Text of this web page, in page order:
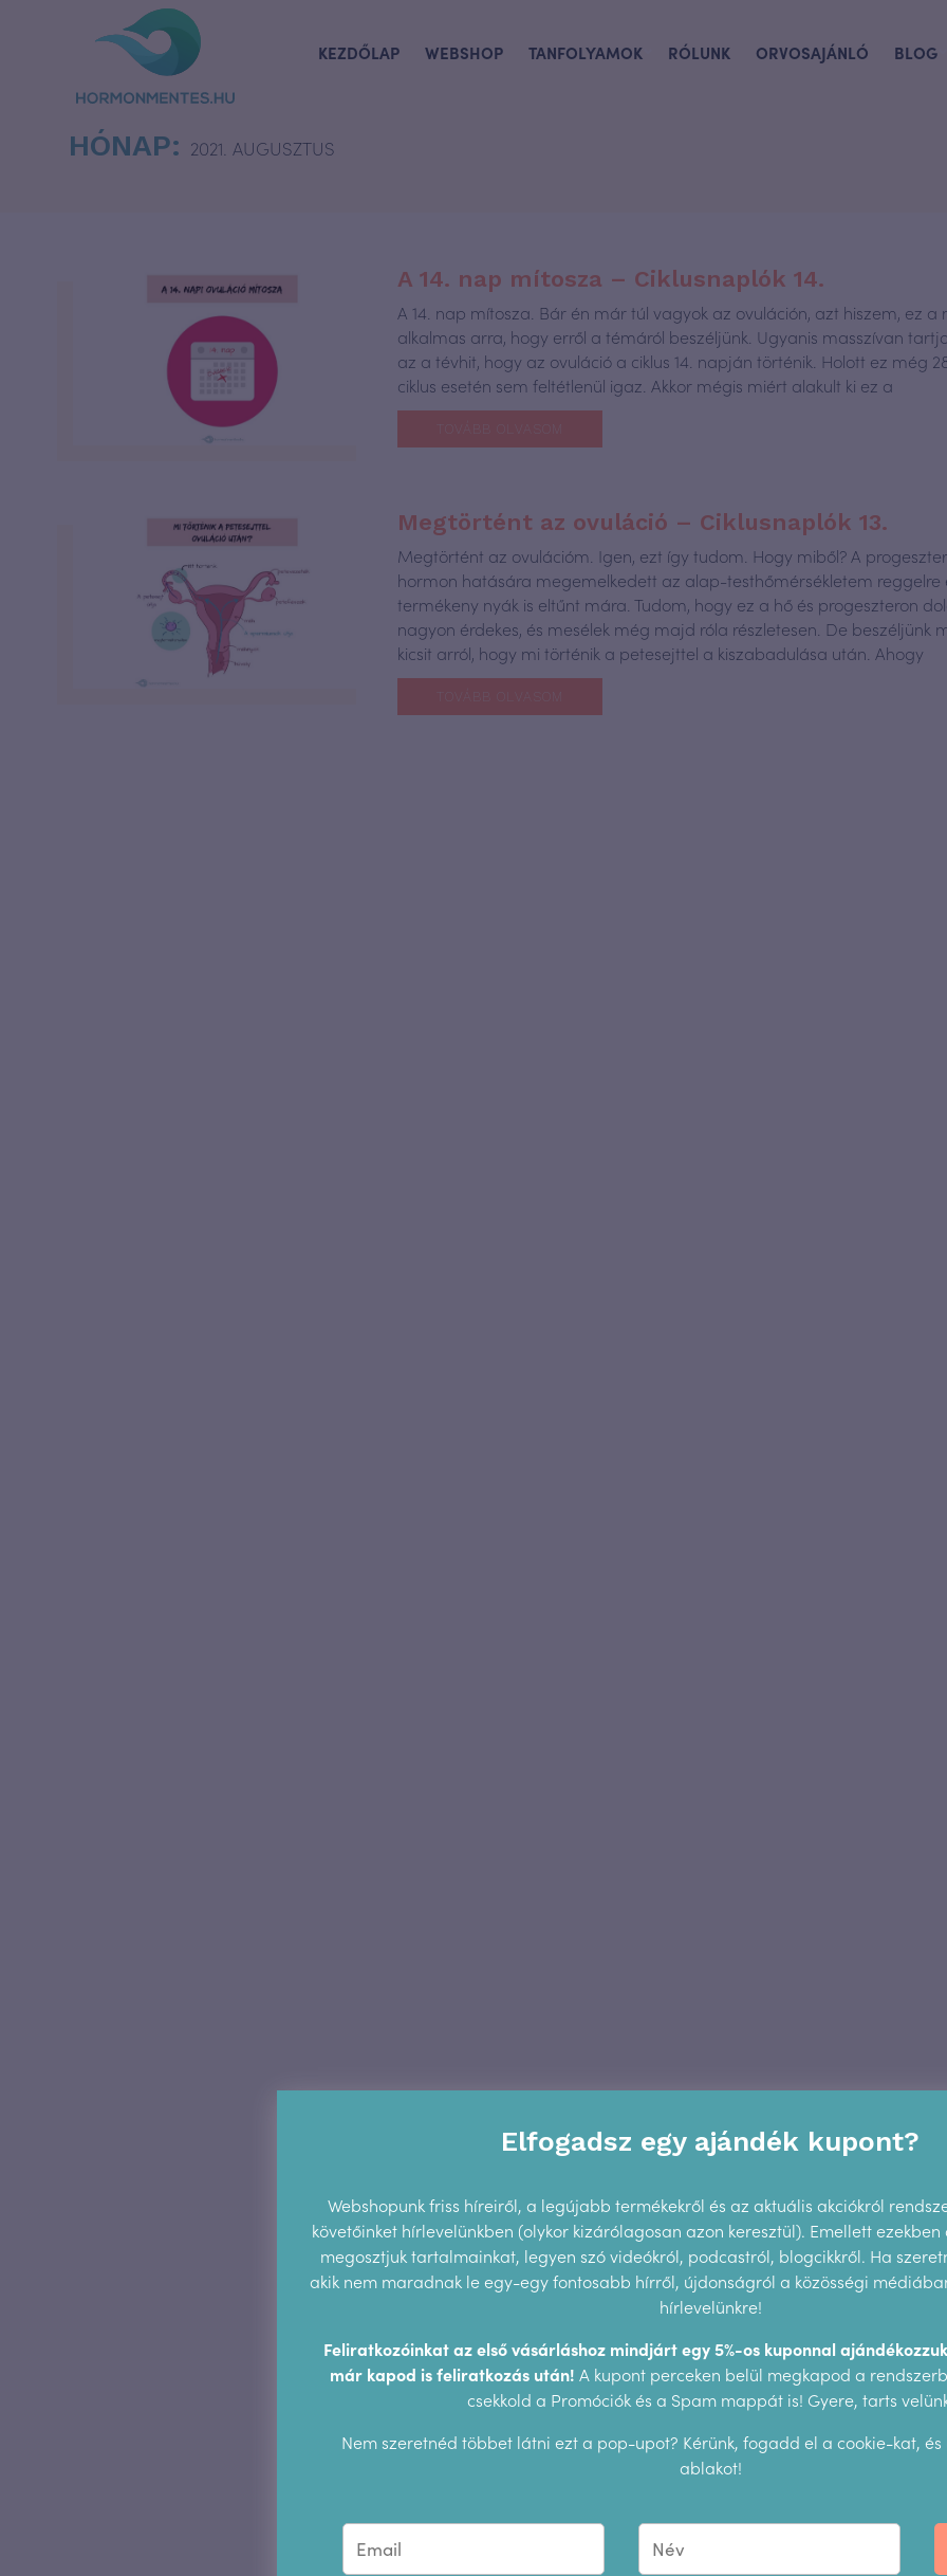
KEZDŐLAP WEBSHOP TANFOLYAMOK RÓLUNK ORVOSAJÁNLÓ BLOG
HÓNAP: 2021. AUGUSZTUS
A 14. nap mítosza – Ciklusnaplók 14.
A 14. nap mítosza. Bár én már túl vagyok az ovuláción, azt hiszem, ez a
alkalmas arra, hogy erről a témáról beszéljünk. Ugyanis masszívan
az a tévhit, hogy az ovuláció a ciklus 14. napján történik. Holott ez még
ciklus esetén sem feltétlenül igaz. Akkor mégis miért alakult ki ez a
Megtörtént az ovuláció – Ciklusnaplók 13.
Megtörtént az ovulációm. Igen, ezt így tudom. Hogy miből? A
hormon hatására megemelkedett az alap-testhőmérsékletem reggelre
termékeny nyák is eltűnt mára. Tudom, hogy ez a hő és progeszteron
nagyon érdekes, és mesélek még majd róla részletesen. De beszéljünk
kicsit arról, hogy mi történik a petesejttel a kiszabadulása után. Ahogy
Elfogadsz egy ajándék kupont?
Webshopunk friss híreiről, a legújabb termékekről és az aktuális akciókról
követőinket hírlevelünkben (olykor kizárólagosan azon keresztül). Emellett
megosztjuk tartalmainkat, legyen szó videókról, podcastról, blogcikkről. Ha
akik nem maradnak le egy-egy fontosabb hírről, újdonságról a közösségi
hírlevelünkre!
Feliratkozóinkat az első vásárláshoz mindjárt egy 5%-os kuponnal
már kapod is feliratkozás után! A kupont perceken belül megkapod a
csekkold a Promóciók és a Spam mappát is! Gyere, tarts
Nem szeretnéd többet látni ezt a pop-upot? Kérünk, fogadd el a cookie-kat,
ablakot!